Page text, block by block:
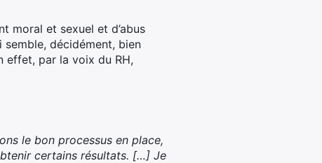
moral et sexuel et d’abus
semble, décidément, bien
effet, par la voix du RH,
le bon processus en place,
certains résultats. […] Je